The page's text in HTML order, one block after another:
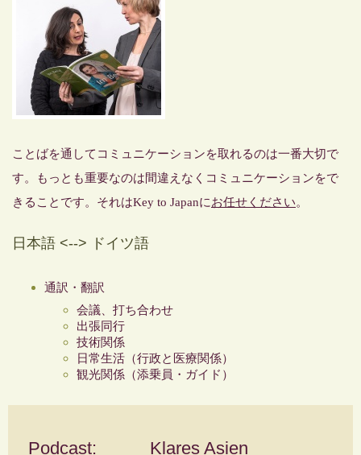
ことばを通してコミュニケーションを取れるのは一番大切で
す。もっとも重要なのは間違えなくコミュニケーションをで
きることです。それはKey to Japanにお任せください。
日本語 <--> ドイツ語
通訳・翻訳
会議、打ち合わせ
出張同行
技術関係
日常生活（行政と医療関係）
観光関係（添乗員・ガイド）
Podcast: Klares Asien